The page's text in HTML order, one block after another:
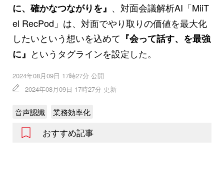
に、確かなつながりを』 、対面会議解析AI「MiiT
el RecPod」は、対面でやり取りの価値を最大化
したいという想いを込めて 『会って話す、を最強
に』 というタグラインを設定した。
2024年08月09日 17時27分 公開
2024年08月09日 17時27分 更新
音声認識 業務効率化
おすすめ記事